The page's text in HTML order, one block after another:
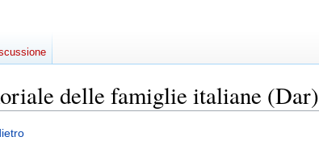
delle famiglie italiane (Dar)